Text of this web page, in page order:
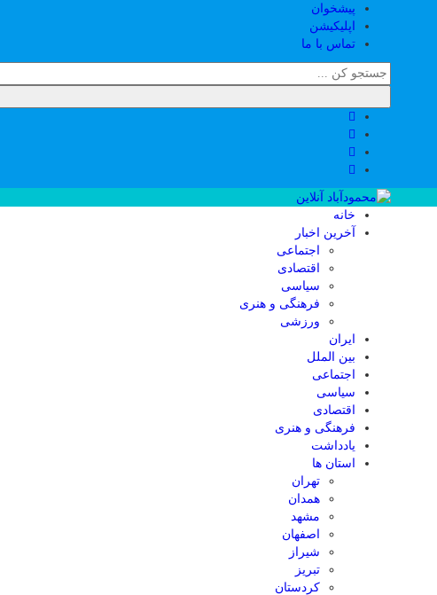
پیشخوان
اپلیکیشن
تماس با ما
خانه
آخرین اخبار
اجتماعی
اقتصادی
سیاسی
فرهنگی و هنری
ورزشی
ایران
بین الملل
اجتماعی
سیاسی
اقتصادی
فرهنگی و هنری
یادداشت
استان ها
تهران
همدان
مشهد
اصفهان
شیراز
تبریز
کردستان